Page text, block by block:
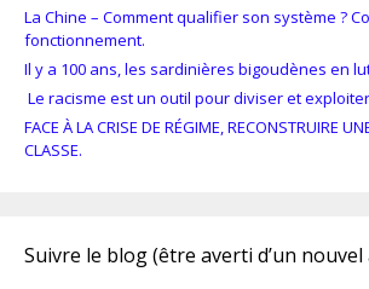
La Chine – Comment qualifier son système ?
fonctionnement.
Il y a 100 ans, les sardinières bigoudènes en
Le racisme est un outil pour diviser et
FACE À LA CRISE DE RÉGIME, RECONSTRUIRE
CLASSE.
Suivre le blog (être averti d’un nouvel